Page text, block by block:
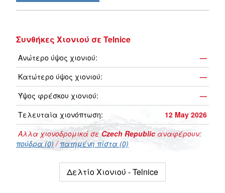
Συνθήκες Χιονιού σε Telnice
Ανώτερο ύψος χιονιού:
—
Κατώτερο ύψος χιονιού:
—
Ύψος φρέσκου χιονιού:
—
Τελευταία χιονόπτωση:
12 May 2026
Αλλα χιονοδρομικά σεCzech Republic αναφέρουν:
πούδρα (0) /πατημένη πίστα (0)
Δελτίο Χιονιού - Telnice